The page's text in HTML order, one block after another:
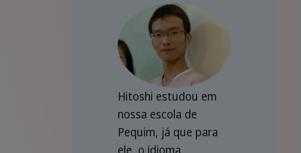
Hitoshi estudou em
nossa escola de
Pequim, já que para